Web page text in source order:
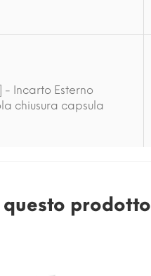
- Incarto Esterno
chiusura capsula
prodotto